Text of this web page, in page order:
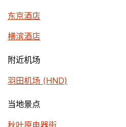
东京酒店
横滨酒店
附近机场
羽田机场 (HND)
当地景点
秋叶原电器街